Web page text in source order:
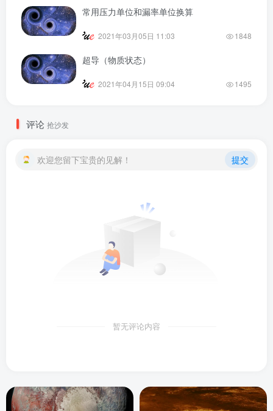
常用压力单位和漏率单位换算
2021年03月05日 11:03 1848
超导（物质状态）
2021年04月15日 09:04 1495
评论 抢沙发
欢迎您留下宝贵的见解！ 提交
暂无评论内容